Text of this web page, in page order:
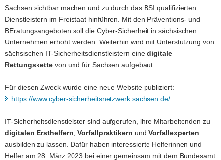
Sachsen sichtbar machen und zu durch das BSI qualifizierten
Dienstleistern im Freistaat hinführen. Mit den Präventions- und
BEratungsangeboten soll die Cyber-Sicherheit in sächsischen
Unternehmen erhöht werden. Weiterhin wird mit Unterstützung von
sächsischen IT-Sicherheitsdienstleistern eine digitale
Rettungskette von und für Sachsen aufgebaut.
Für diesen Zweck wurde eine neue Website publiziert:
https://www.cyber-sicherheitsnetzwerk.sachsen.de/
IT-Sicherheitsdienstleister sind aufgerufen, ihre Mitarbeitenden zu
digitalen Ersthelfern Vorfallpraktikern und Vorfallexperten
ausbilden zu lassen. Dafür haben interessierte Helferinnen und
Helfer am 28. März 2023 bei einer gemeinsam mit dem Bundesamt